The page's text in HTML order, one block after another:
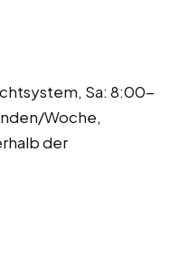
Sa: 8:00-
Woche,
der